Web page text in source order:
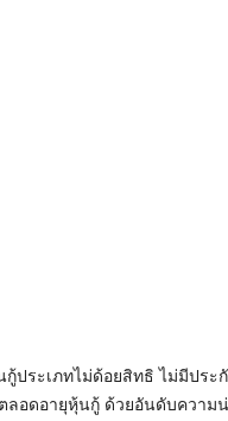
กู้ประเภทไม่ด้อยสิทธิ ไม่มีปร
ลอดอายุหุ้นกู้ ด้วยอันดับความ